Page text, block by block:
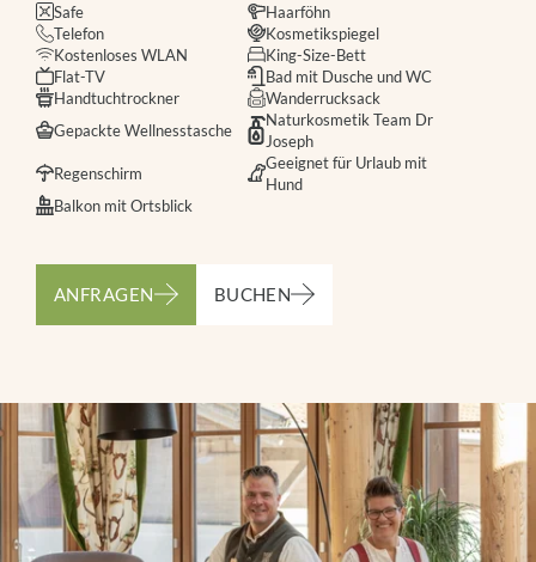
Safe
Haarföhn
Telefon
Kosmetikspiegel
Kostenloses WLAN
King-Size-Bett
Flat-TV
Bad mit Dusche und WC
Handtuchtrockner
Wanderrucksack
Gepackte Wellnesstasche
Naturkosmetik Team Dr
Joseph
Regenschirm
Geeignet für Urlaub mit
Hund
Balkon mit Ortsblick
ANFRAGEN BUCHEN